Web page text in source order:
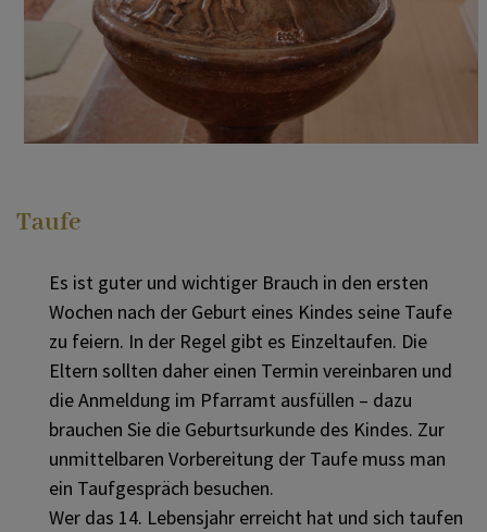
... Begleitung in Krankheit und Alter
... Begleitung bei einem Sterbefall
... ein Gespräch oder eine Beichte
... mich im Glauben vertiefen
...einen neuen Weg mit Gott -
Berufung und Weihe
UNSERE PFARRE KRISPL
Taufe
Es ist guter und wichtiger Brauch in den ersten
Wochen nach der Geburt eines Kindes seine Taufe
zu feiern. In der Regel gibt es Einzeltaufen. Die
Eltern sollten daher einen Termin vereinbaren und
die Anmeldung im Pfarramt ausfüllen – dazu
brauchen Sie die Geburtsurkunde des Kindes. Zur
unmittelbaren Vorbereitung der Taufe muss man
ein Taufgespräch besuchen.
Wer das 14. Lebensjahr erreicht hat und sich taufen